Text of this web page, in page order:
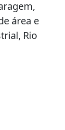
área e
Rio